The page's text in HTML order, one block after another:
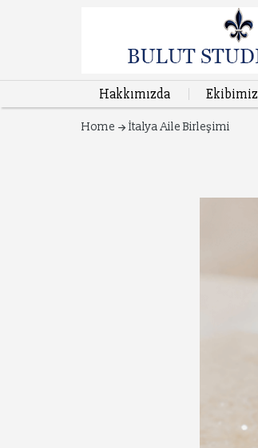
Hakkımızda Ekibimiz
Home İtalya Aile Birleşimi